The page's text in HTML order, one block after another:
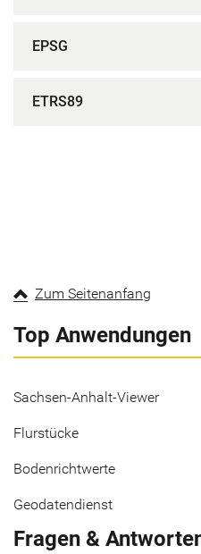
EPSG
ETRS89
Zum Seitenanfang
Top Anwendungen
Sachsen-Anhalt-Viewer
Flurstücke
Bodenrichtwerte
Geodatendienst
Fragen &